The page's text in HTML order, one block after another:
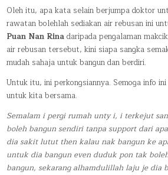
Oleh itu, apa kata selain berjumpa doktor
rawatan bolehlah sediakan air rebusan ini
Puan Nan Rinadaripada pengalaman
air rebusan tersebut, kini siapa sangka
mudah sahaja untuk bangun dan berdiri.
Untuk itu, ini perkongsiannya. Semoga info
untuk kita bersama.
Semalam i pergi rumah unty i, i terkejut
boleh bangun sendiri tanpa support dari
dia sakit lutut then kalau nak bangun ke
untuk dia bangun even duduk pon tak
bangun, sekarang alhamdulillah laju je dia